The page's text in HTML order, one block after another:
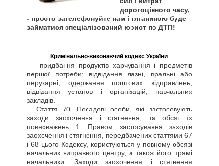
дорогоцінного часу,
- просто зателефонуйте нам і тяганиною буде
займатися спеціалізований юрист по ДТП!
Кримінально-виконавчий кодекс України
придбання продуктів харчування і предметів
першої потреби; відвідання лазні, пральні або
перукарні; одержання поштових відправлень;
відвідання установ і організацій, навчальних
закладів.
Стаття 70. Посадові особи, які застосовують
заходи заохочення і стягнення, та обсяг їх
повноважень 1. Правом застосування заходів
заохочення і стягнення, передбачених статтями 67
і 68 цього Кодексу, користуються у повному обсязі
начальник виправного центру, а також його прямі
начальники. Заходи заохочення і стягнення